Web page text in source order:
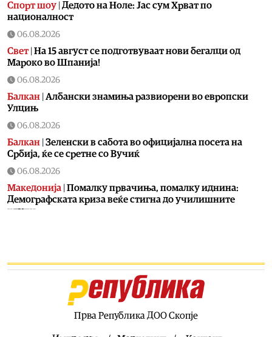
Спорт шоу Дедото на Ноле: Јас сум Хрват по
националност
06.08.2026
Свет| На 15 август се подготвуваат нови бегалци од
Мароко во Шпанија!
06.08.2026
Балкан Албански знамиња развиорени во европски
Улцињ
06.08.2026
Балкан Зеленски в сабота во официјална посета на
Србија, ќе се сретне со Вучиќ
06.08.2026
Македонија Помалку првачиња, помалку иднина:
Демографската криза веќе стигна до училишните
клупи
со невроинвазивна форма
Вкупно 18 пожари на отворено денеска до 18
часот, два се активниПрва Република ДОО Скопје